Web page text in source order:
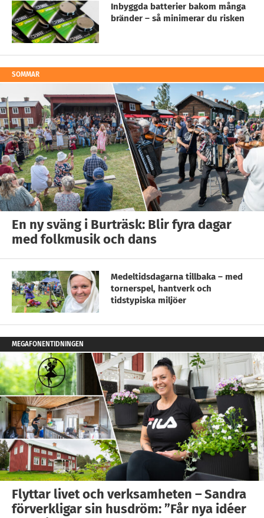
Inbyggda batterier bakom många
bränder – så minimerar du risken
SOMMAR
En ny sväng i Burträsk: Blir fyra dagar
med folkmusik och dans
Medeltidsdagarna tillbaka – med
tornerspel, hantverk och
tidstypiska miljöer
MEGAFONENTIDNINGEN
Flyttar livet och verksamheten – Sandra
förverkligar sin husdröm: ”Får nya idéer